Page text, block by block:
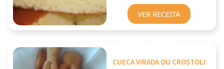
VER RECEITA
CUECA VIRADA OU CROSTOLI